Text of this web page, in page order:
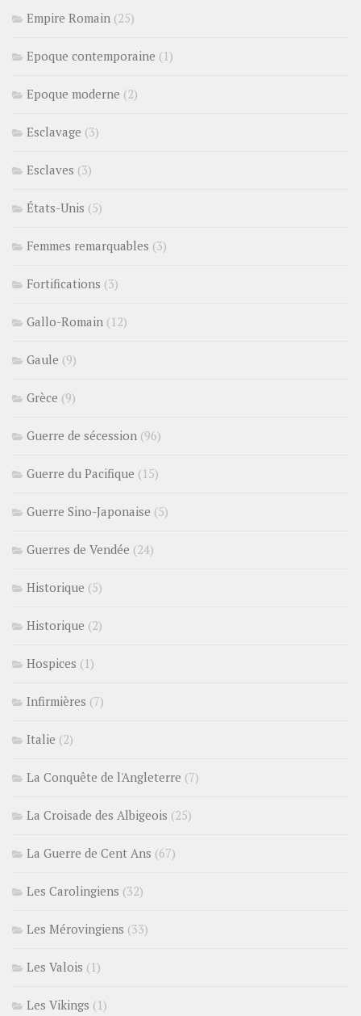
Empire Romain (25)
Epoque contemporaine (1)
Epoque moderne (2)
Esclavage (3)
Esclaves (3)
États-Unis (5)
Femmes remarquables (3)
Fortifications (3)
Gallo-Romain (12)
Gaule (9)
Grèce (9)
Guerre de sécession (96)
Guerre du Pacifique (15)
Guerre Sino-Japonaise (5)
Guerres de Vendée (24)
Historique (5)
Historique (2)
Hospices (1)
Infirmières (7)
Italie (2)
La Conquête de l'Angleterre (7)
La Croisade des Albigeois (25)
La Guerre de Cent Ans (67)
Les Carolingiens (32)
Les Mérovingiens (33)
Les Valois (1)
Les Vikings (1)